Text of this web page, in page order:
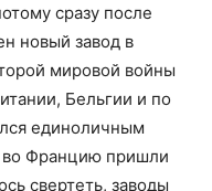
сразу после
новый завод в
мировой войны
Бельгии и по
единоличным
во Францию пришли
свертеть, заводы